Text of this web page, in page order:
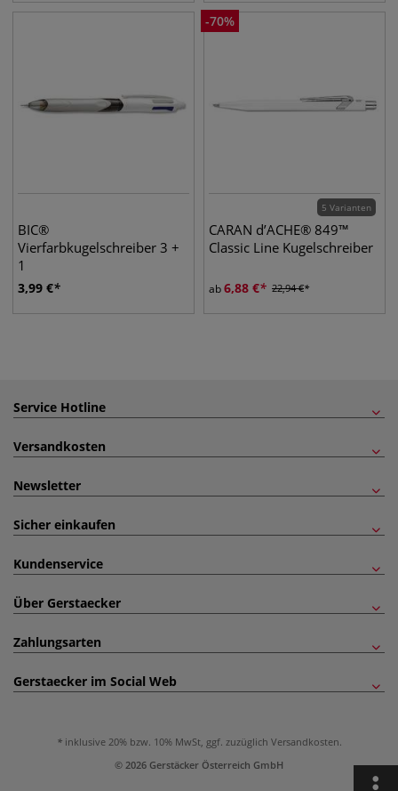
BIC®
Vierfarbkugelschreiber 3 +
1
3,99 €
-70%
5 Varianten
CARAN d’ACHE® 849™
Classic Line Kugelschreiber
ab6,88 € 22,94€
Service Hotline
Versandkosten
Newsletter
Sicher einkaufen
Kundenservice
Über Gerstaecker
Zahlungsarten
Gerstaecker im Social Web
inklusive 20% bzw. 10% MwSt, ggf. zuzüglich Versandkosten.
© 2026 Gerstäcker Österreich GmbH